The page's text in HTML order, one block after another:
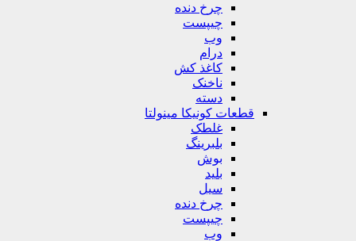
چرخ دنده
چیپست
وب
درام
کاغذ کش
ناخنک
دسته
قطعات کونیکا مینولتا
غلطک
بلبرینگ
بوش
بلید
سیل
چرخ دنده
چیپست
وب